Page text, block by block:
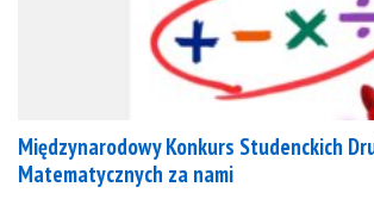
Międzynarodowy Konkurs Studenckich
Matematycznych za nami